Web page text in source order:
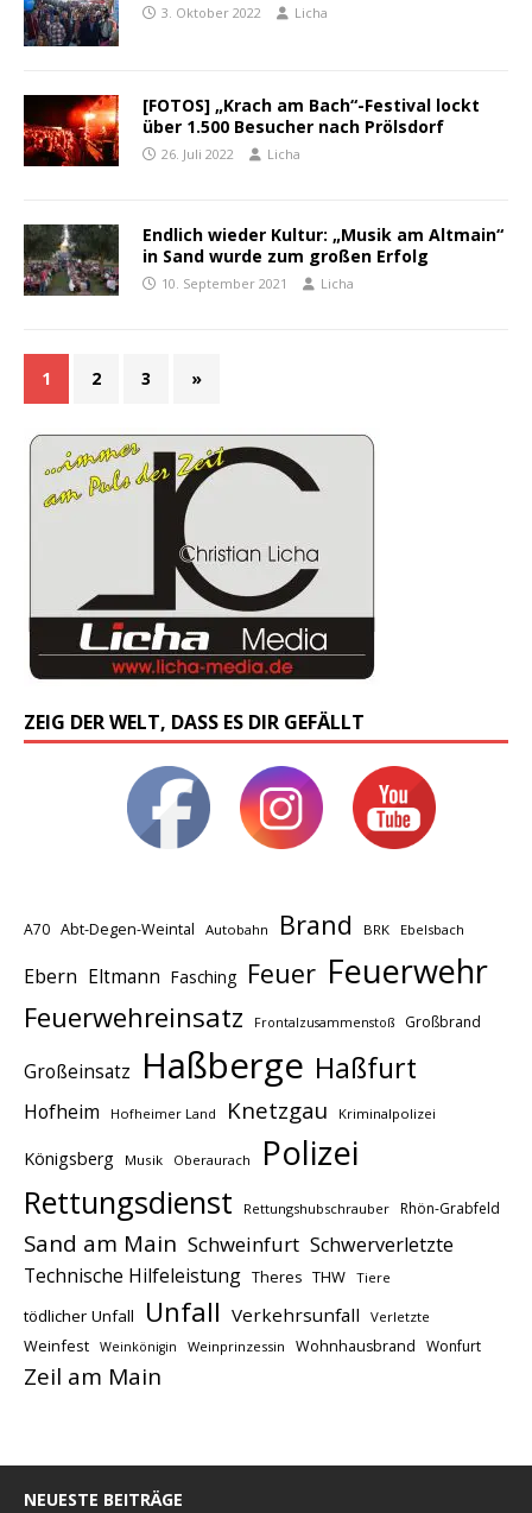
3. Oktober 2022 Licha
[FOTOS] „Krach am Bach“-Festival lockt
über 1.500 Besucher nach Prölsdorf
26. Juli 2022 Licha
Endlich wieder Kultur: „Musik am Altmain“
in Sand wurde zum großen Erfolg
10. September 2021 Licha
1 2 3 »
ZEIG DER WELT, DASS ES DIR GEFÄLLT
A70 Abt-Degen-Weintal Autobahn Brand BRK Ebelsbach
Ebern Eltmann Fasching Feuer Feuerwehr
Feuerwehreinsatz Frontalzusammenstoß Großbrand
Großeinsatz Haßberge Haßfurt
Hofheim Hofheimer Land Knetzgau Kriminalpolizei
Königsberg Musik Oberaurach Polizei
Rettungsdienst Rettungshubschrauber Rhön-Grabfeld
Sand am Main Schweinfurt Schwerverletzte
Technische Hilfeleistung Theres THW Tiere
tödlicher Unfall Unfall Verkehrsunfall Verletzte
Weinfest Weinkönigin Weinprinzessin Wohnhausbrand Wonfurt
Zeil am Main
NEUESTE BEITRÄGE